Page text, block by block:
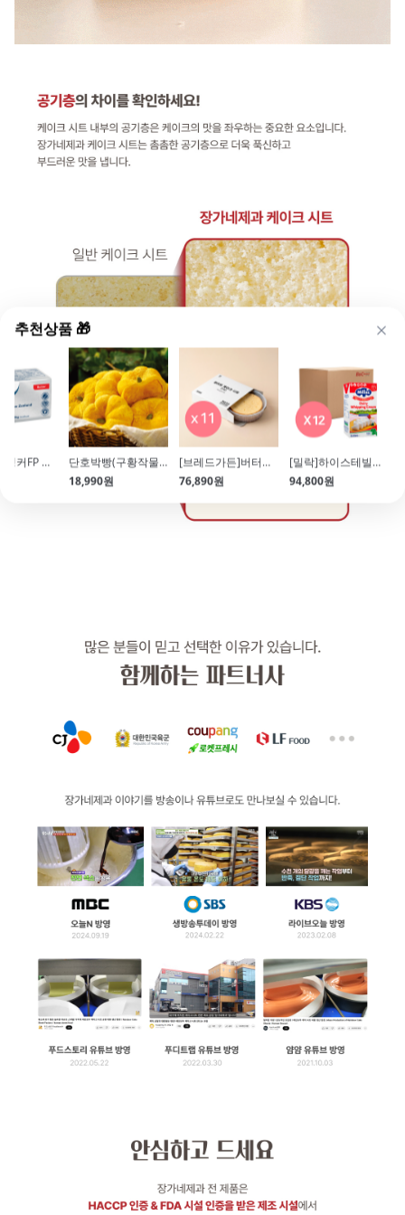
추천상품 🎁
[1인 1개] 앵커FP 무염버터(454g) 특가EVENT!
단호박빵(구황작물빵 생지\/15개입)
18,990원
[브레드가든]버터로만든 프리미엄 화이트 케이크시트 11개입(2호\/커팅)
76,890원
[밀락]하이스테빌리티 동물성 휘핑크림(1L*12개\/35%)
94,800원